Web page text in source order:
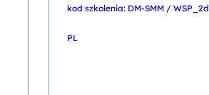
kod szkolenia: DM-SMM / WSP_2d
PL